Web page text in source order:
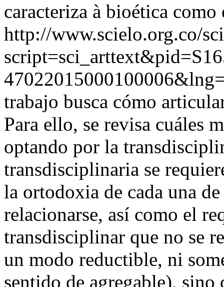
caracteriza à bioética
http://www.scielo.org.co/
trabajo busca cómo
Para ello, se revisa cuáles
optando por la
transdisciplinaria se
la ortodoxia de cada una
relacionarse, así como el
transdisciplinar que no se
un modo reductible, ni
sentido de agregable), sino